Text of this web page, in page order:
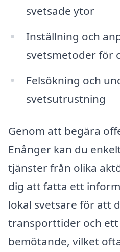
svetsade ytor
Inställning och
svetsmetoder för
Felsökning och
svetsutrustning
Genom att begära
Enånger kan du
tjänster från olika
dig att fatta ett
lokal svetsare för att
transporttider och
bemötande, vilket